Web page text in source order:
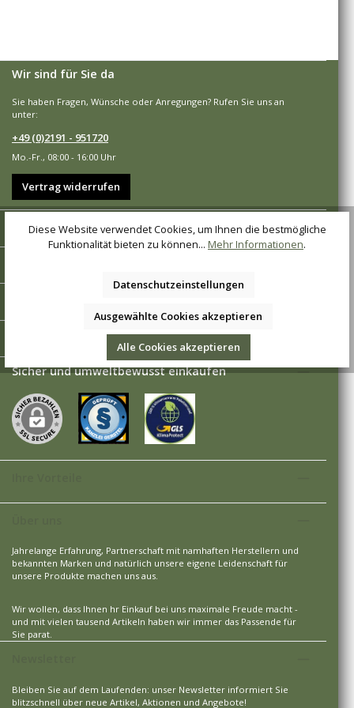
Wir sind für Sie da
Sie haben Fragen, Wünsche oder Anregungen? Rufen Sie uns an
unter:
+49 (0)2191 - 951720
Mo.-Fr., 08:00 - 16:00 Uhr
Vertrag widerrufen
Shop-Service
Sicher und umweltbewusst einkaufen
Jahrelange Erfahrung, Partnerschaft mit namhaften Herstellern und
bekannten Marken und natürlich unsere eigene Leidenschaft für
unsere Produkte machen uns aus.
Wir wollen, dass Ihnen hr Einkauf bei uns maximale Freude macht -
und mit vielen tausend Artikeln haben wir immer das Passende für
Sie parat.
Bleiben Sie auf dem Laufenden: unser Newsletter informiert Sie
blitzschnell über neue Artikel, Aktionen und Angebote!
Diese Website verwendet Cookies, um Ihnen die bestmögliche
Funktionalität bieten zu können... Mehr Informationen.
Datenschutzeinstellungen
Ausgewählte Cookies akzeptieren
Alle Cookies akzeptieren